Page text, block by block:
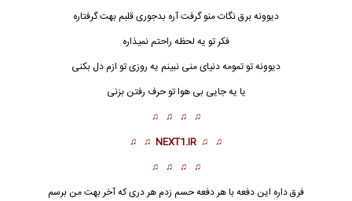
دیوونه برق نگات منو گرفت آره بدجوری قلبم بهت گرفتاره
فکر تو یه لحظه راحتم نمیذاره
دیوونه تو تمومه دنیای منی نبینم یه روزی تو ازم دل بکنی
یا یه جایی بی هوا تو حرف رفتن بزنی
♫ ♫ ♫ ♫
♫ ♫
NEXT1.IR
♫ ♫
♫ ♫ ♫ ♫
فرق داره این دفعه با هر دفعه حسم زدم هر دری که آخر بهت من برسم